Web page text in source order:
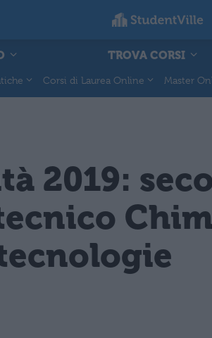
TROVA CORSI
Corsi di Laurea Online Master
2019: